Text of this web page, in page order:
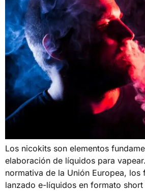
Los nicokits son elementos
elaboración de líquidos para
normativa de la Unión Europea, los
lanzado e-líquidos en formato